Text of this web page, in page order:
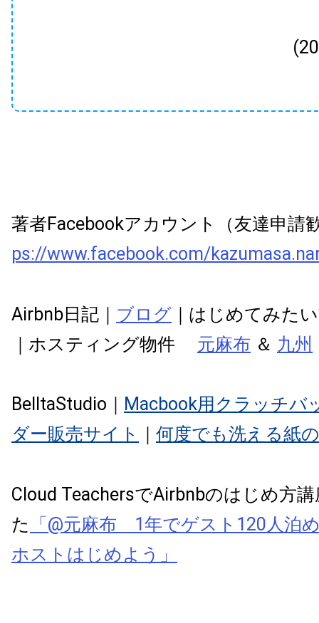
著者Facebookアカウント（友達申請
ps://www.facebook.com/
Airbnb日記｜ ブログ ｜はじめてみた
｜ホスティング物件 元麻布 ＆ 九州
BelltaStudio｜ Macbook用クラッチ
ダー販売サイト
｜ 何度でも洗える紙
Cloud TeachersでAirbnbのはじめ方
た
「@元麻布 1年でゲスト120人泊
ホストはじめよう」